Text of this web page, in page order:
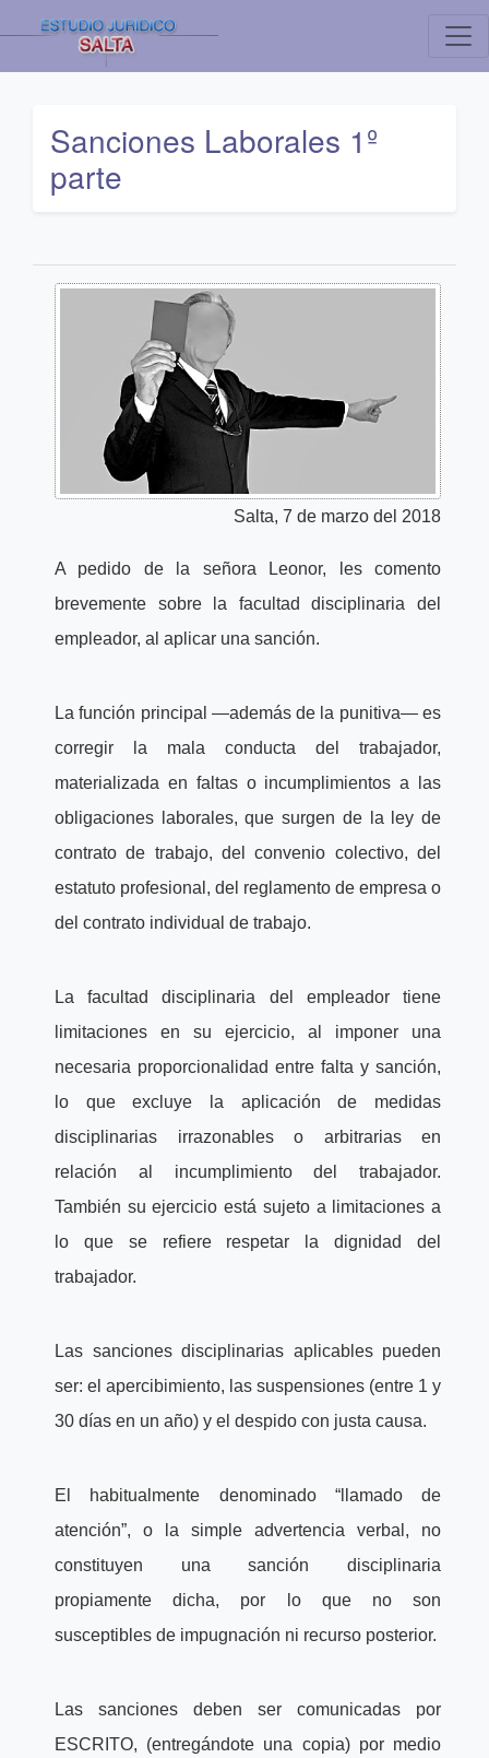
Sanciones Laborales 1º
parte
Salta, 7 de marzo del 2018
A pedido de la señora Leonor, les comento
brevemente sobre la facultad disciplinaria del
empleador, al aplicar una sanción.
La función principal —además de la punitiva— es
corregir la mala conducta del trabajador,
materializada en faltas o incumplimientos a las
obligaciones laborales, que surgen de la ley de
contrato de trabajo, del convenio colectivo, del
estatuto profesional, del reglamento de empresa o
del contrato individual de trabajo.
La facultad disciplinaria del empleador tiene
limitaciones en su ejercicio, al imponer una
necesaria proporcionalidad entre falta y sanción,
lo que excluye la aplicación de medidas
disciplinarias irrazonables o arbitrarias en
relación al incumplimiento del trabajador.
También su ejercicio está sujeto a limitaciones a
lo que se refiere respetar la dignidad del
trabajador.
Las sanciones disciplinarias aplicables pueden
ser: el apercibimiento, las suspensiones (entre 1 y
30 días en un año) y el despido con justa causa.
El habitualmente denominado “llamado de
atención”, o la simple advertencia verbal, no
constituyen una sanción disciplinaria
propiamente dicha, por lo que no son
susceptibles de impugnación ni recurso posterior.
Las sanciones deben ser comunicadas por
ESCRITO, (entregándote una copia) por medio